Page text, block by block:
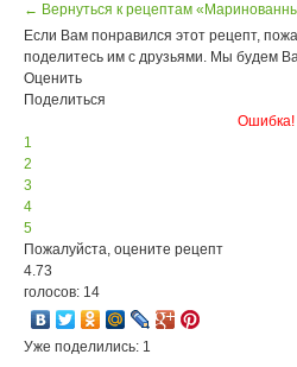
← Вернуться к рецептам
Если Вам понравился этот рецепт,
поделитесь им с друзьями. Мы будем
Оценить
Поделиться
Ошибка!
1
2
3
4
5
Пожалуйста, оцените рецепт
4.73
голосов: 14
Уже поделились: 1